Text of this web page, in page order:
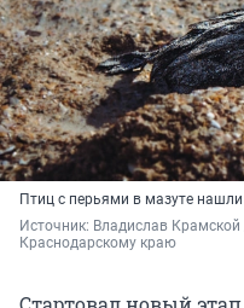
Птиц с перьями в мазуте
Источник: Владислав
Краснодарскому краю